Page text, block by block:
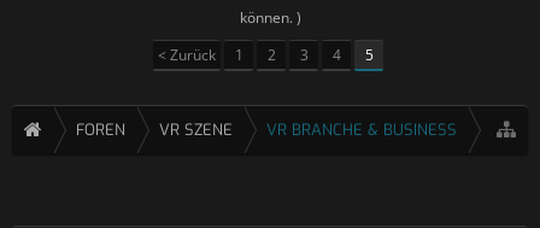
können. )
< Zurück
1 2 3 4 5
FOREN VR SZENE VR BRANCHE & BUSINESS